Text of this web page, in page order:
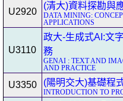
U2920
(清大)資料探勘與
DATA MINING:
APPLICATIONS
U3110
政大-生成式AI:文
務
GENAI : TEXT AND
AND PRACTICE
U3350 (陽明交大)基礎程
INTRODUCTION TO